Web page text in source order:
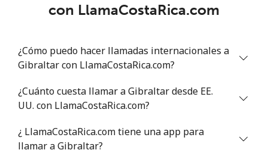
Greece
Línea fija ⁦1.5¢⁩
333 min por
⁦$5⁩
Celular ⁦1.6¢⁩
312 min por
Greenland
con LlamaCostaRica.com
¿Cómo puedo hacer llamadas internacionales a
Gibraltar con LlamaCostaRica.com?
¿Cuánto cuesta llamar a Gibraltar desde EE.
UU. con LlamaCostaRica.com?
¿ LlamaCostaRica.com tiene una app para
llamar a Gibraltar?